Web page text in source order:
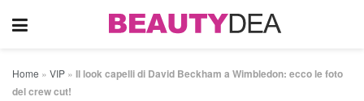
Home » VIP » Il look capelli di David Beckham a Wimbledon: ecco le foto
del crew cut!